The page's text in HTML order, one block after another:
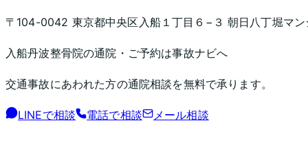
〒104-0042 東京都中央区入船１丁目６−３ 朝日八丁堀マン
入船丹波整骨院の通院・ご予約は事故ナビへ
交通事故にあわれた方の通院相談を無料で承ります。
LINEで相談 電話で相談 メール相談